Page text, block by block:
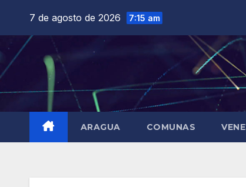
contenido
7 de agosto de 2026 7:15 am
ARAGUA COMUNAS